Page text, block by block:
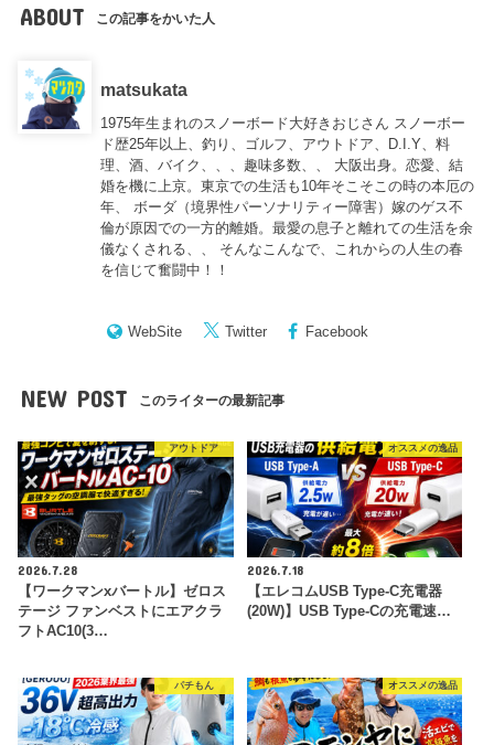
ABOUT この記事をかいた人
matsukata
1975年生まれのスノーボード大好きおじさん スノーボー
ド歴25年以上、釣り、ゴルフ、アウトドア、D.I.Y、料
理、酒、バイク、、、趣味多数、、 大阪出身。恋愛、結
婚を機に上京。東京での生活も10年そこそこの時の本厄の
年、 ボーダ（境界性パーソナリティー障害）嫁のゲス不
倫が原因での一方的離婚。最愛の息子と離れての生活を余
儀なくされる、、 そんなこんなで、これからの人生の春
を信じて奮闘中！！
WebSite Twitter Facebook
NEW POST このライターの最新記事
アウトドア
2026.7.28
【ワークマンxバートル】ゼロス
テージ ファンベストにエアクラ
フトAC10(3…
オススメの逸品
2026.7.18
【エレコムUSB Type-C充電器
(20W)】USB Type-Cの充電速…
パチもん オススメの逸品